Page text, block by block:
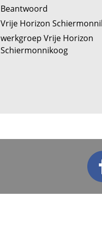
Beantwoord
Vrije Horizon
werkgroep Vrije Horizon
Schiermonnikoog